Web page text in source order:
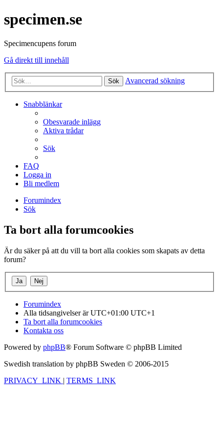
specimen.se
Specimencupens forum
Gå direkt till innehåll
Sök Avancerad sökning
Snabblänkar
Obesvarade inlägg
Aktiva trådar
Sök
FAQ
Logga in
Bli medlem
Forumindex
Sök
Ta bort alla forumcookies
Är du säker på att du vill ta bort alla cookies som skapats av detta
forum?
Forumindex
Alla tidsangivelser är UTC+01:00 UTC+1
Ta bort alla forumcookies
Kontakta oss
Powered by phpBB® Forum Software © phpBB Limited
Swedish translation by phpBB Sweden © 2006-2015
PRIVACY_LINK | TERMS_LINK